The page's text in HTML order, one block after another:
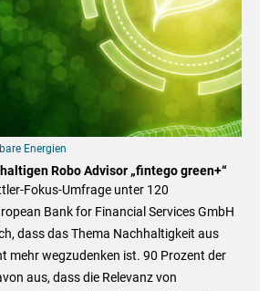
Energien
Robo Advisor „fintego green+“
Fokus-Umfrage unter 120
Bank for Financial Services GmbH
dass das Thema Nachhaltigkeit aus
mehr wegzudenken ist. 90 Prozent der
aus, dass die Relevanz von